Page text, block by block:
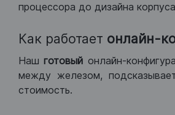
процессора до дизайна
Как работает онлайн-
Нашготовый онлайн-
между железом,
стоимость.